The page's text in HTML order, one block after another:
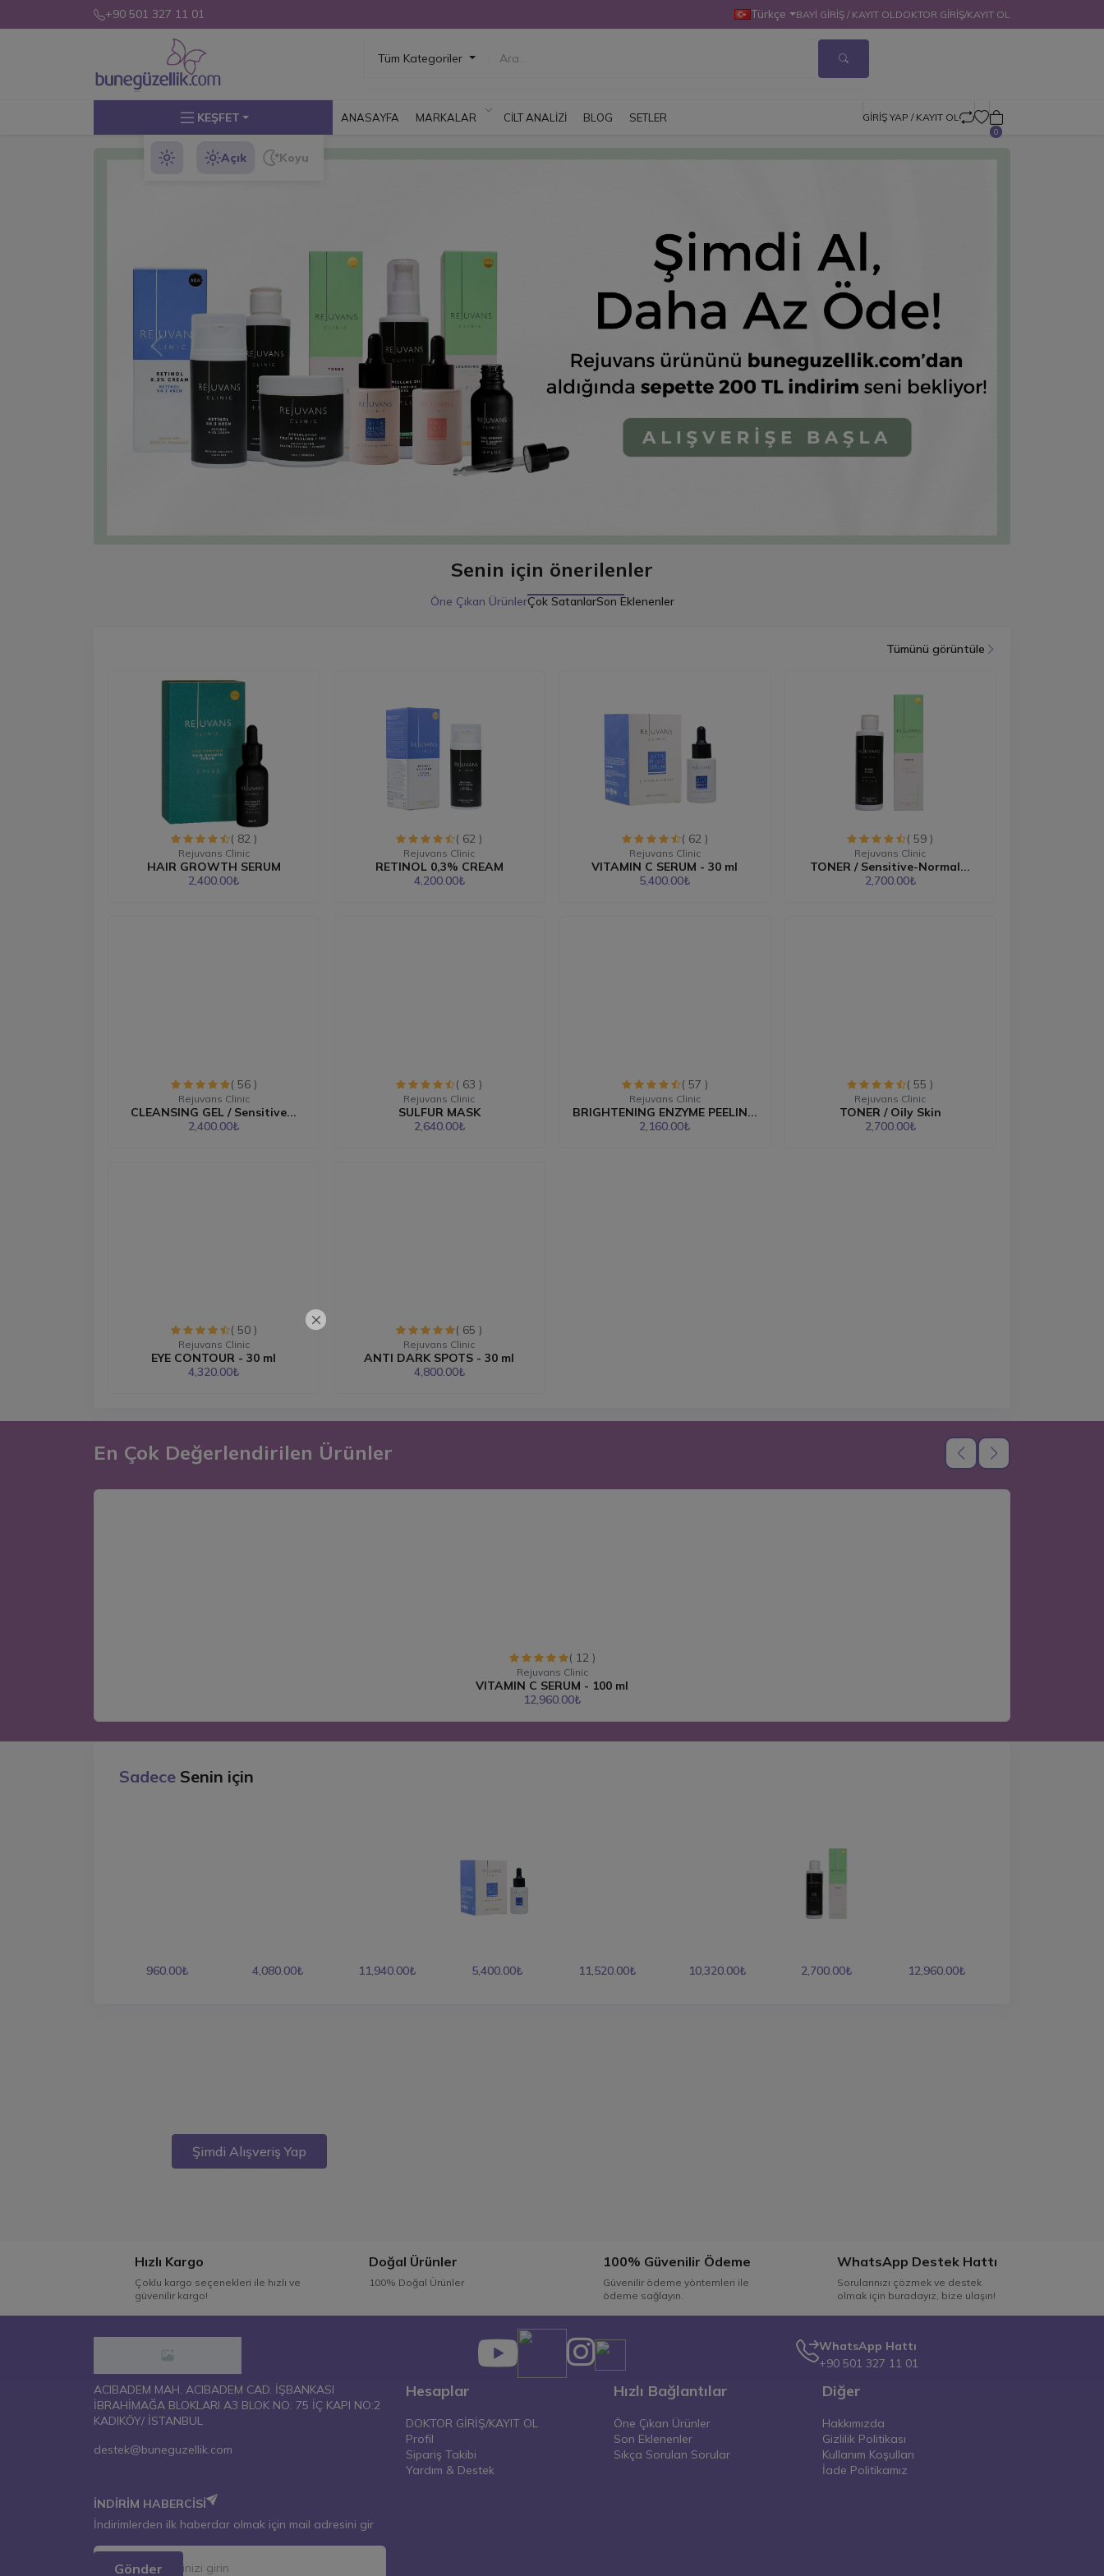
+90 501 327 11 01 Türkçe BAYI GIRIŞ / KAYIT OL DOKTOR GİRİŞ/KAYIT OL
Tüm Kategoriler
KEŞFET ANASAYFA MARKALAR CILT ANALIZI BLOG SETLER GIRIŞ YAP / KAYIT OL
0
Açık Koyu
Previous
Senin için önerilenler
Öne Çıkan ÜrünlerÇok SatanlarSon Eklenenler
Tümünü görüntüle
( 82 )
Rejuvans Clinic
HAIR GROWTH SERUM
2,400.00₺
( 62 )
Rejuvans Clinic
RETINOL 0,3% CREAM
4,200.00₺
( 62 )
Rejuvans Clinic
VITAMIN C SERUM - 30 ml
5,400.00₺
( 59 )
Rejuvans Clinic
TONER / Sensitive-Normal...
2,700.00₺
( 56 )
Rejuvans Clinic
CLEANSING GEL / Sensitive...
2,400.00₺
( 63 )
Rejuvans Clinic
SULFUR MASK
2,640.00₺
( 57 )
Rejuvans Clinic
BRIGHTENING ENZYME PEELIN...
2,160.00₺
( 55 )
Rejuvans Clinic
TONER / Oily Skin
2,700.00₺
( 50 )
Rejuvans Clinic
EYE CONTOUR - 30 ml
4,320.00₺
( 65 )
Rejuvans Clinic
ANTI DARK SPOTS - 30 ml
4,800.00₺
En Çok Değerlendirilen Ürünler
( 12 )
Rejuvans Clinic
VITAMIN C SERUM - 100 ml
12,960.00₺
Sadece Senin için
960.00₺ 4,080.00₺ 11,940.00₺ 5,400.00₺ 11,520.00₺ 10,320.00₺ 2,700.00₺ 12,960.00₺
Şimdi Alışveriş Yap
Hızlı Kargo
Çoklu kargo seçenekleri ile hızlı ve
güvenilir kargo!
Doğal Ürünler
100% Doğal Ürünler
100% Güvenilir Ödeme
Güvenilir ödeme yöntemleri ile
ödeme sağlayın.
WhatsApp Destek Hattı
Sorularınızı çözmek ve destek
olmak için buradayız, bize ulaşın!
WhatsApp Hattı
+90 501 327 11 01
ACIBADEM MAH. ACIBADEM CAD. İŞBANKASI
İBRAHİMAĞA BLOKLARI A3 BLOK NO: 75 İÇ KAPI NO:2
KADIKÖY/ İSTANBUL
destek@buneguzellik.com
İNDİRİM HABERCİSİ
İndirimlerden ilk haberdar olmak için mail adresini gir
Gönder
Hesaplar
DOKTOR GİRİŞ/KAYIT OL
Profil
Sipariş Takibi
Yardım & Destek
Hızlı Bağlantılar
Öne Çıkan Ürünler
Son Eklenenler
Sıkça Sorulan Sorular
Diğer
Hakkımızda
Gizlilik Politikası
Kullanım Koşulları
İade Politikamız